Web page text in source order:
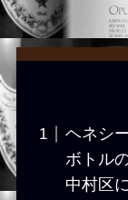
ヘネシ
ボトル
中村区